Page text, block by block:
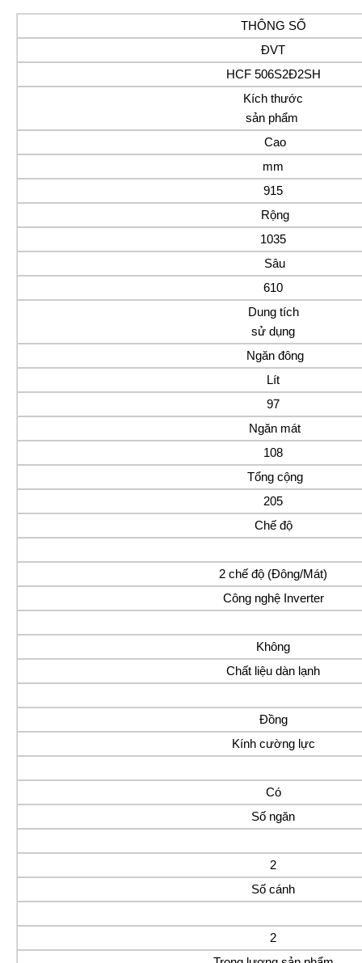
THÔNG SỐ
ĐVT
HCF 506S2Đ2SH
Kích thước
sản phẩm
Cao
mm
915
Rộng
1035
Sâu
610
Dung tích
sử dụng
Ngăn đông
Lít
97
Ngăn mát
108
Tổng cộng
205
Chế độ
2 chế độ (Đông/Mát)
Công nghệ Inverter
Không
Chất liệu dàn lạnh
Đồng
Kính cường lực
Có
Số ngăn
2
Số cánh
2